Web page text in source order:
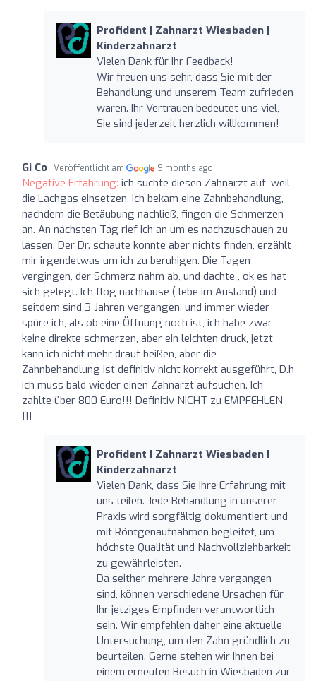
Profident | Zahnarzt Wiesbaden |
Kinderzahnarzt
Vielen Dank für Ihr Feedback!
Wir freuen uns sehr, dass Sie mit der
Behandlung und unserem Team zufrieden
waren. Ihr Vertrauen bedeutet uns viel,
Sie sind jederzeit herzlich willkommen!
Gi Co Veröffentlicht am 9 months ago
Negative Erfahrung: ich suchte diesen Zahnarzt auf, weil
die Lachgas einsetzen. Ich bekam eine Zahnbehandlung,
nachdem die Betäubung nachließ, fingen die Schmerzen
an. An nächsten Tag rief ich an um es nachzuschauen zu
lassen. Der Dr. schaute konnte aber nichts finden, erzählt
mir irgendetwas um ich zu beruhigen. Die Tagen
vergingen, der Schmerz nahm ab, und dachte , ok es hat
sich gelegt. Ich flog nachhause ( lebe im Ausland) und
seitdem sind 3 Jahren vergangen, und immer wieder
spüre ich, als ob eine Öffnung noch ist, ich habe zwar
keine direkte schmerzen, aber ein leichten druck, jetzt
kann ich nicht mehr drauf beißen, aber die
Zahnbehandlung ist definitiv nicht korrekt ausgeführt, D.h
ich muss bald wieder einen Zahnarzt aufsuchen. Ich
zahlte über 800 Euro!!! Definitiv NICHT zu EMPFEHLEN
!!!
Profident | Zahnarzt Wiesbaden |
Kinderzahnarzt
Vielen Dank, dass Sie Ihre Erfahrung mit
uns teilen. Jede Behandlung in unserer
Praxis wird sorgfältig dokumentiert und
mit Röntgenaufnahmen begleitet, um
höchste Qualität und Nachvollziehbarkeit
zu gewährleisten.
Da seither mehrere Jahre vergangen
sind, können verschiedene Ursachen für
Ihr jetziges Empfinden verantwortlich
sein. Wir empfehlen daher eine aktuelle
Untersuchung, um den Zahn gründlich zu
beurteilen. Gerne stehen wir Ihnen bei
einem erneuten Besuch in Wiesbaden zur